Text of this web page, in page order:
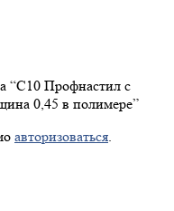
“С10 Профнастил с
0,45 в полимере”
авторизоваться.